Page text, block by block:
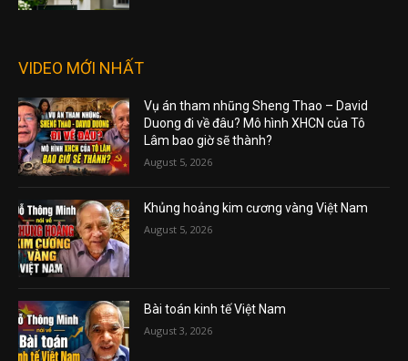
VIDEO MỚI NHẤT
Vụ án tham nhũng Sheng Thao – David
Duong đi về đâu? Mô hình XHCN của Tô
Lâm bao giờ sẽ thành?
August 5, 2026
Khủng hoảng kim cương vàng Việt Nam
August 5, 2026
Bài toán kinh tế Việt Nam
August 3, 2026